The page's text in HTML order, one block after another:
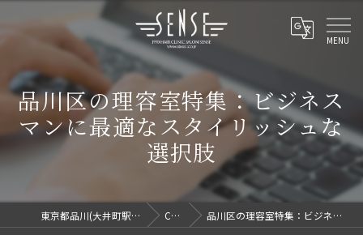
品川区の理容室特集：ビジネス
マンに最適なスタイリッシュな
選択肢
東京都品川(大井町駅/洗足駅)で理容室ならセンス COLUMN 品川区の理容室特集：ビジネスマンに最適なスタイリッシュな選択肢